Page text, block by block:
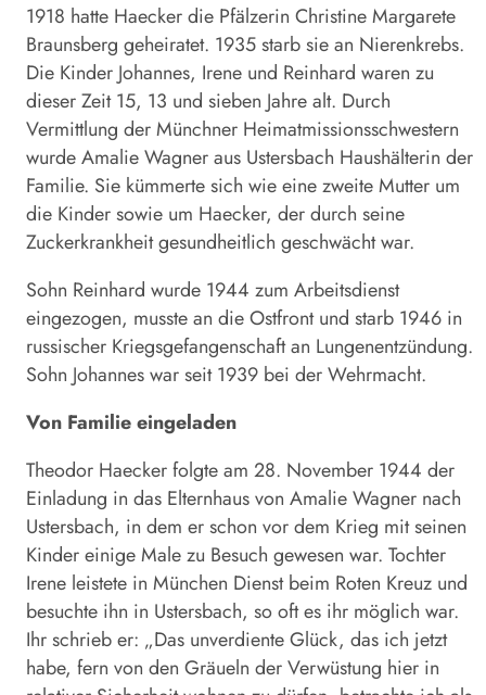
1918 hatte Haecker die Pfälzerin Christine Margarete
Braunsberg geheiratet. 1935 starb sie an Nierenkrebs.
Die Kinder Johannes, Irene und Reinhard waren zu
dieser Zeit 15, 13 und sieben Jahre alt. Durch
Vermittlung der Münchner Heimatmissionsschwestern
wurde Amalie Wagner aus Ustersbach Haushälterin der
Familie. Sie kümmerte sich wie eine zweite Mutter um
die Kinder sowie um Haecker, der durch seine
Zuckerkrankheit gesundheitlich geschwächt war.
Sohn Reinhard wurde 1944 zum Arbeitsdienst
eingezogen, musste an die Ostfront und starb 1946 in
russischer Kriegsgefangenschaft an Lungenentzündung.
Sohn Johannes war seit 1939 bei der Wehrmacht.
Von Familie eingeladen
Theodor Haecker folgte am 28. November 1944 der
Einladung in das Elternhaus von Amalie Wagner nach
Ustersbach, in dem er schon vor dem Krieg mit seinen
Kinder einige Male zu Besuch gewesen war. Tochter
Irene leistete in München Dienst beim Roten Kreuz und
besuchte ihn in Ustersbach, so oft es ihr möglich war.
Ihr schrieb er: „Das unverdiente Glück, das ich jetzt
habe, fern von den Gräueln der Verwüstung hier in